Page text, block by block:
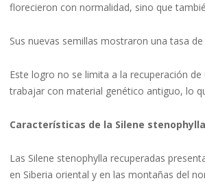
florecieron con normalidad, sino que
Sus nuevas semillas mostraron una tasa
Este logro no se limita a la recuperación
trabajar con material genético antiguo, lo
Características de la Silene
Las Silene stenophylla recuperadas
en Siberia oriental y en las montañas del